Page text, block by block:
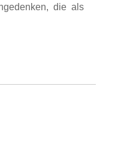
die als